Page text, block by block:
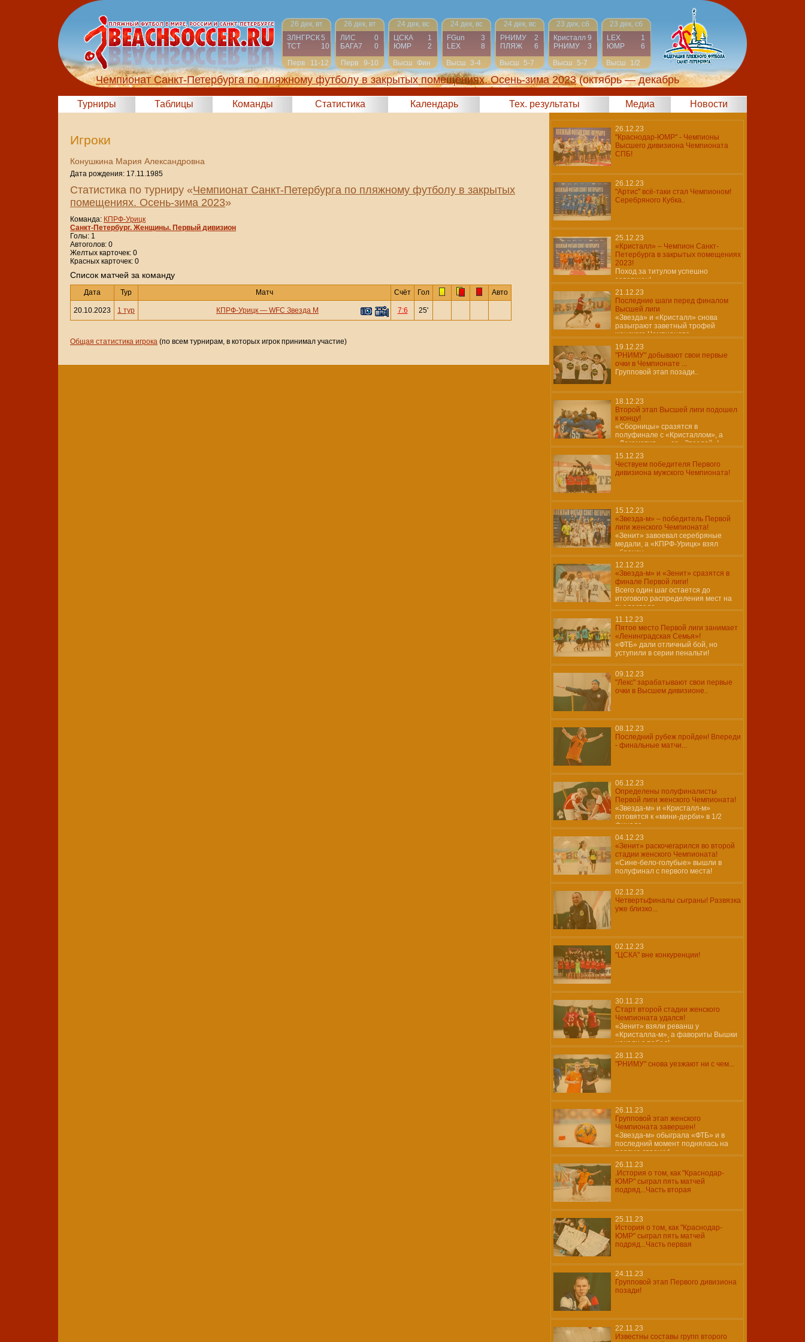
26 дек, вт
ЗЛНГРСК5
ТСТ
10
Перв
11-12
26 дек, вт
ЛИС
0
БАГА7
0
Перв
9-10
24 дек, вс
ЦСКА
1
ЮМР
2
Высш Фин
24 дек, вс
FGun
3
LEX
8
Высш 3-4
24 дек, вс
РНИМУ
2
ПЛЯЖ
6
Высш 5-7
23 дек, сб
Кристалл 9
РНИМУ
3
Высш 5-7
23 дек, сб
LEX
1
ЮМР
6
Высш
1/2
Чемпионат Санкт-Петербурга по пляжному футболу в закрытых помещениях. Осень-зима 2023 (октябрь — декабрь
Турниры Таблицы Команды Статистика Календарь Тех. результаты Медиа Новости
Игроки
Конушкина Мария Александровна
Дата рождения: 17.11.1985
Статистика по турниру «Чемпионат Санкт-Петербурга по пляжному футболу в закрытых
помещениях. Осень-зима 2023»
Команда: КПРФ-Урицк
Санкт-Петербург. Женщины. Первый дивизион
Голы: 1
Автоголов: 0
Желтых карточек: 0
Красных карточек: 0
Cписок матчей за команду
Дата Тур Матч Счёт Гол Авто
20.10.2023 1 тур КПРФ-Урицк — WFC Звезда М 7:6 25'
Общая статистика игрока (по всем турнирам, в которых игрок принимал участие)
26.12.23
"Краснодар-ЮМР" - Чемпионы
Высшего дивизиона Чемпионата
СПБ!
26.12.23
"Артис" всё-таки стал Чемпионом!
Серебряного Кубка..
25.12.23
«Кристалл» – Чемпион Санкт-
Петербурга в закрытых помещениях
2023!
Поход за титулом успешно
завершен!
21.12.23
Последние шаги перед финалом
Высшей лиги
«Звезда» и «Кристалл» снова
разыграют заветный трофей
женского Чемпионата
19.12.23
"РНИМУ" добывают свои первые
очки в Чемпионате ...
Групповой этап позади..
18.12.23
Второй этап Высшей лиги подошел
к концу!
«Сборницы» сразятся в
полуфинале с «Кристаллом», а
«Локомотив» — со «Звездой»!
15.12.23
Чествуем победителя Первого
дивизиона мужского Чемпионата!
15.12.23
«Звезда-м» – победитель Первой
лиги женского Чемпионата!
«Зенит» завоевал серебряные
медали, а «КПРФ-Урицк» взял
«бронзу»
12.12.23
«Звезда-м» и «Зенит» сразятся в
финале Первой лиги!
Всего один шаг остается до
итогового распределения мест на
пьедестале
11.12.23
Пятое место Первой лиги занимает
«Ленинградская Семья»!
«ФТБ» дали отличный бой, но
уступили в серии пенальти!
09.12.23
"Лекс" зарабатывают свои первые
очки в Высшем дивизионе..
08.12.23
Последний рубеж пройден! Впереди
- финальные матчи...
06.12.23
Определены полуфиналисты
Первой лиги женского Чемпионата!
«Звезда-м» и «Кристалл-м»
готовятся к «мини-дерби» в 1/2
финала
04.12.23
«Зенит» раскочегарился во второй
стадии женского Чемпионата!
«Сине-бело-голубые» вышли в
полуфинал с первого места!
02.12.23
Четвертьфиналы сыграны! Развязка
уже близко...
02.12.23
"ЦСКА" вне конкуренции!
30.11.23
Старт второй стадии женского
Чемпионата удался!
«Зенит» взяли реванш у
«Кристалла-м», а фавориты Вышки
начали с побед!
28.11.23
"РНИМУ" снова уезжают ни с чем...
26.11.23
Групповой этап женского
Чемпионата завершен!
«Звезда-м» обыграла «ФТБ» и в
последний момент поднялась на
первую строчку!
26.11.23
.История о том, как "Краснодар-
ЮМР" сыграл пять матчей
подряд...Часть вторая
25.11.23
История о том, как "Краснодар-
ЮМР" сыграл пять матчей
подряд...Часть первая
24.11.23
Групповой этап Первого дивизиона
позади!
22.11.23
Известны составы групп второго